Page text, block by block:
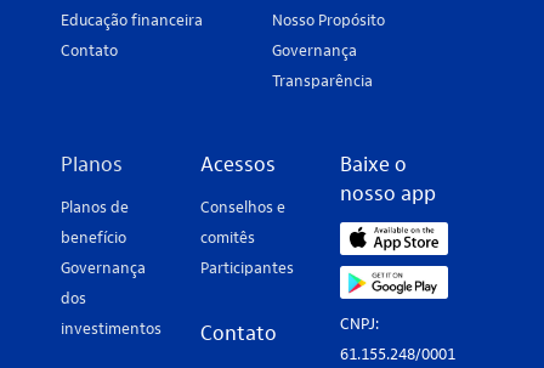
Educação financeira
Contato
Nosso Propósito
Governança
Transparência
Planos
Planos de
benefício
Governança
dos
investimentos
Acessos
Conselhos e
comitês
Participantes
Contato
Baixe o
nosso app
CNPJ:
61.155.248/0001